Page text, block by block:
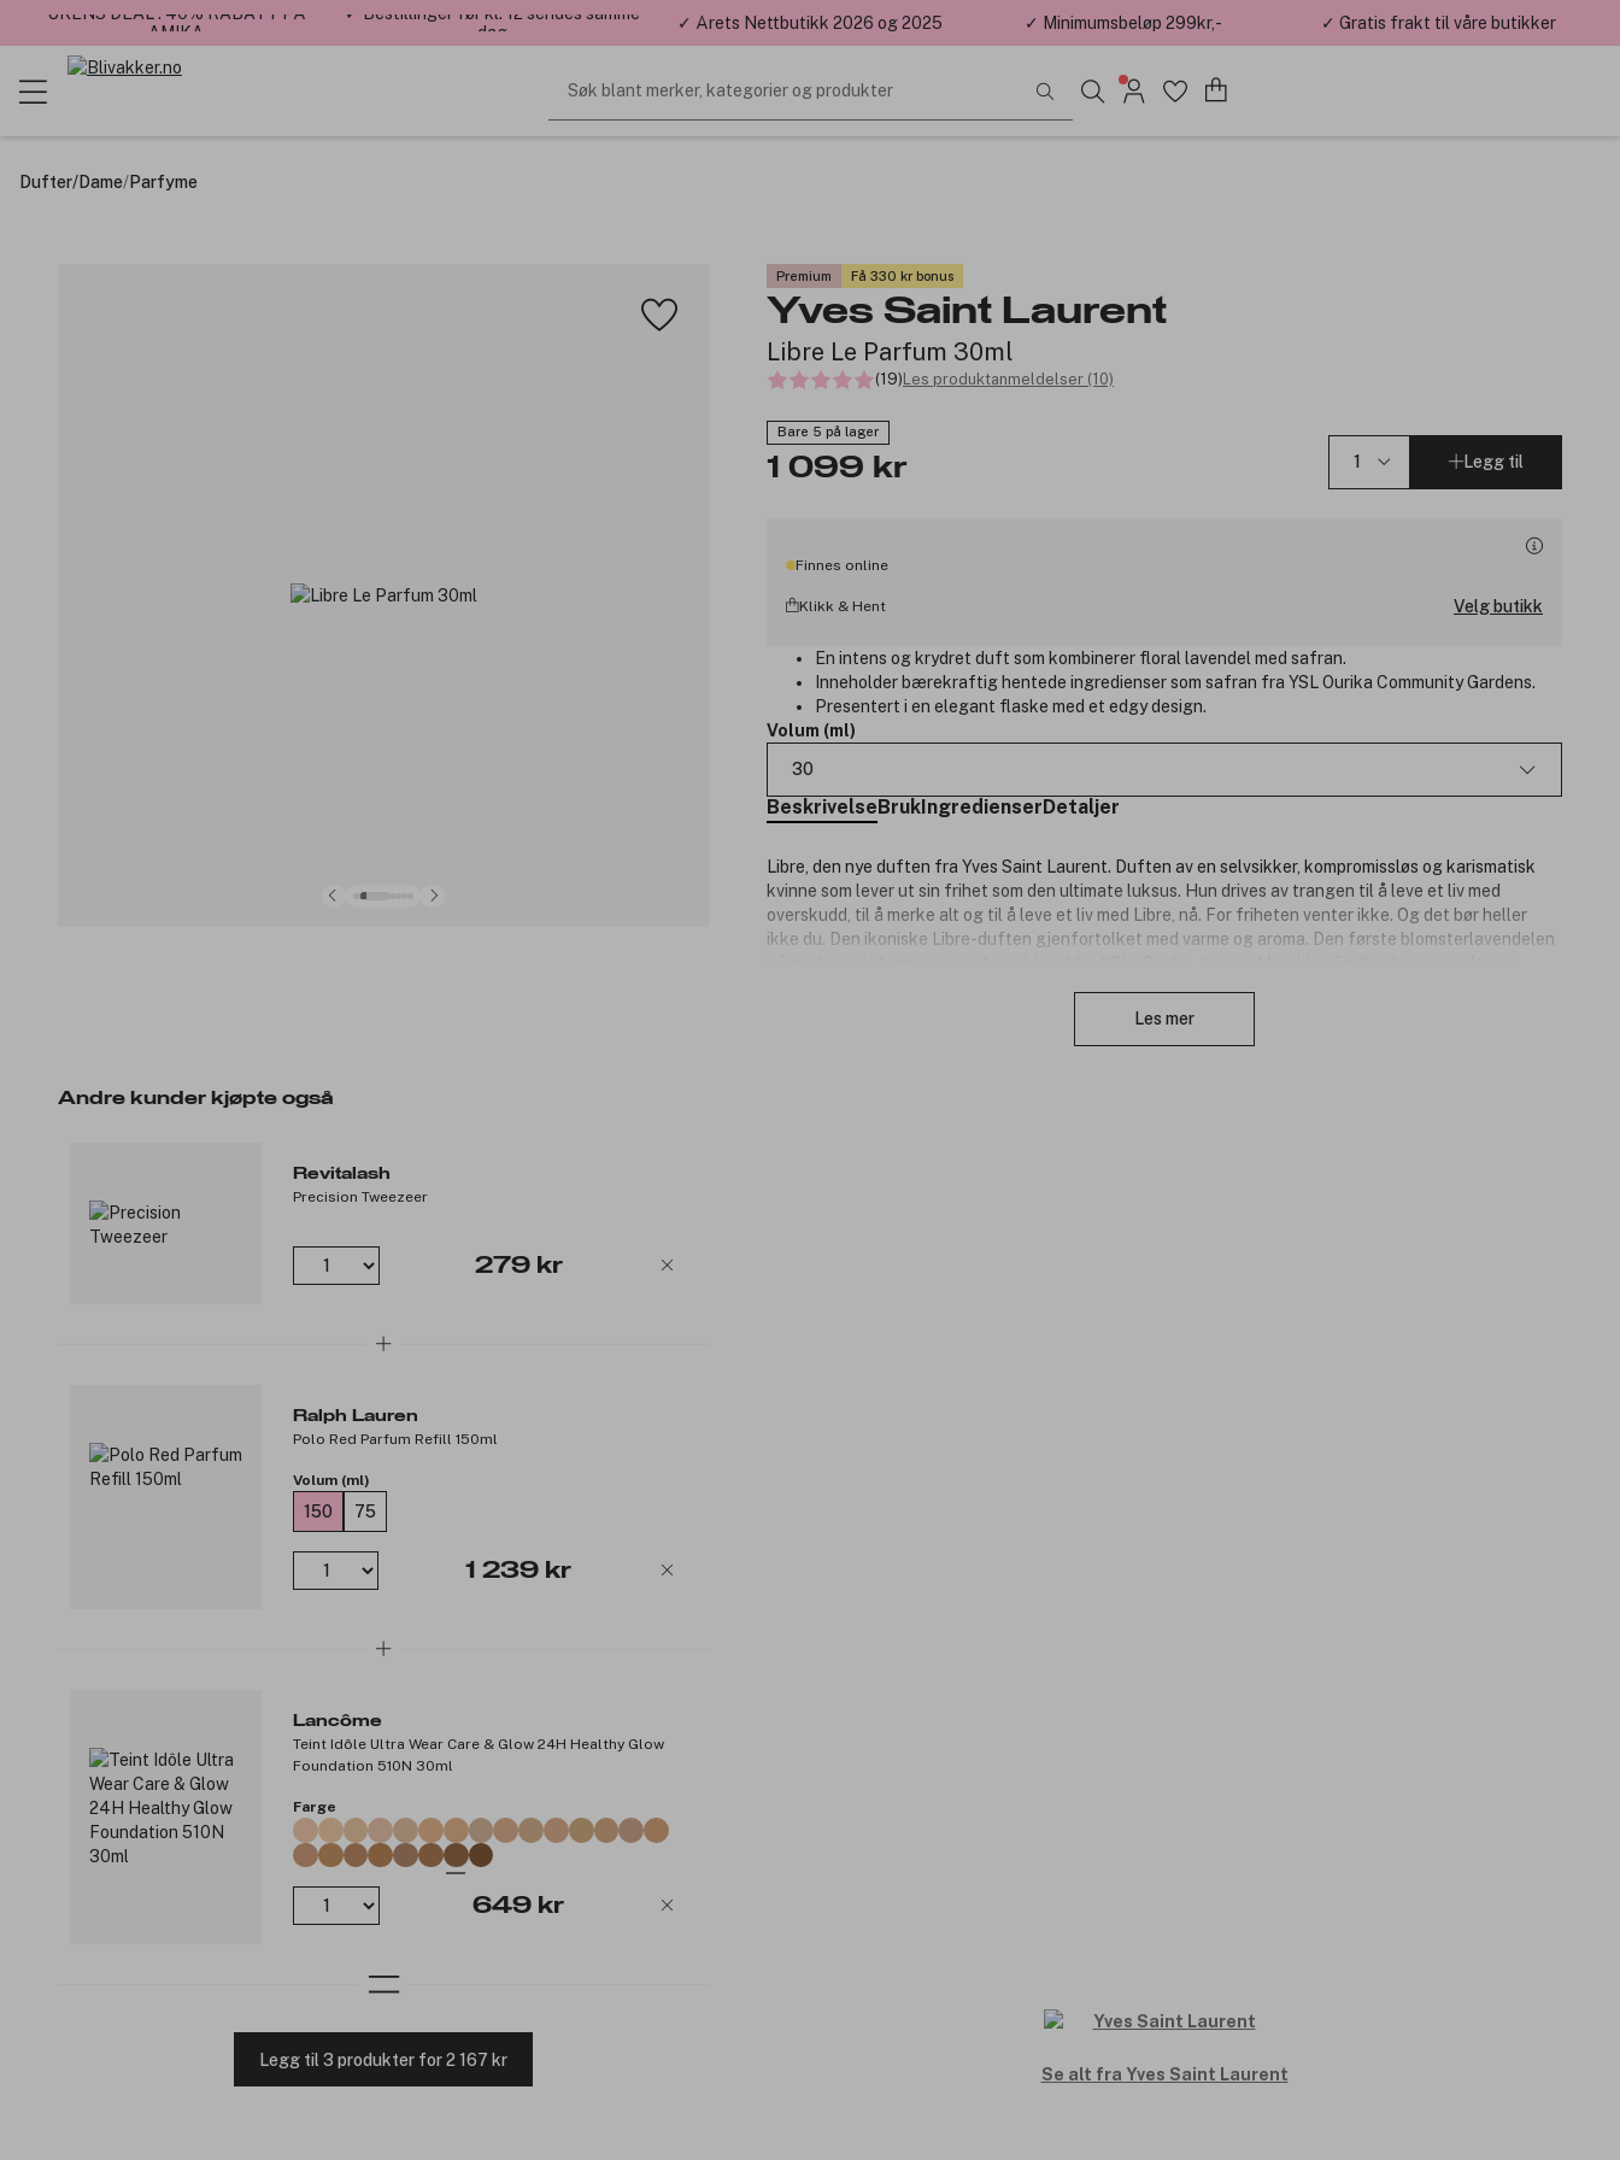
UKENS DEAL : 40% RABATT PÅ
AMIKA
✓ Bestillinger før kl. 12 sendes samme
dag
✓ Årets Nettbutikk 2026 og 2025 ✓ Minimumsbeløp 299kr,- ✓ Gratis frakt til våre butikker
Søk blant merker, kategorier og produkter
Dufter/Dame/Parfyme
Premium Få 330 kr bonus
Yves Saint Laurent
Libre Le Parfum 30ml
(19) Les produktanmeldelser (10)
Bare 5 på lager
1 099 kr Legg til
Finnes online
Klikk & Hent Velg butikk
En intens og krydret duft som kombinerer floral lavendel med safran.
Inneholder bærekraftig hentede ingredienser som safran fra YSL Ourika Community Gardens.
Presentert i en elegant flaske med et edgy design.
Volum (ml)
30
BeskrivelseBrukIngredienserDetaljer
Libre, den nye duften fra Yves Saint Laurent. Duften av en selvsikker, kompromissløs og karismatisk
kvinne som lever ut sin frihet som den ultimate luksus. Hun drives av trangen til å leve et liv med
overskudd, til å merke alt og til å leve et liv med Libre, nå. For friheten venter ikke. Og det bør heller
ikke du. Den ikoniske Libre-duften gjenfortolket med varme og aroma. Den første blomsterlavendelen
Les mer
Andre kunder kjøpte også
Revitalash
Precision Tweezeer
279 kr
Ralph Lauren
Polo Red Parfum Refill 150ml
Volum (ml)
150 75
1 239 kr
Lancôme
Teint Idôle Ultra Wear Care & Glow 24H Healthy Glow
Foundation 510N 30ml
Farge
649 kr
Legg til 3 produkter for 2 167 kr
Se alt fra Yves Saint Laurent